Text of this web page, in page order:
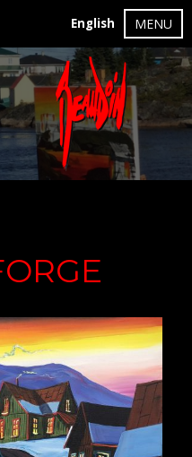
English MENU